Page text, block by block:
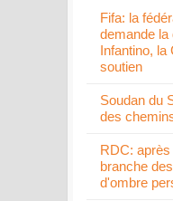
Fifa: la
demande la
Infantino, la
soutien
Soudan du
des
RDC:
branche
d'ombre